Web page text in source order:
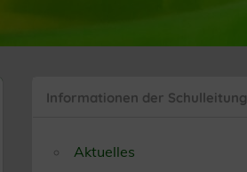
Informationen der Schulleitung
Aktuelles